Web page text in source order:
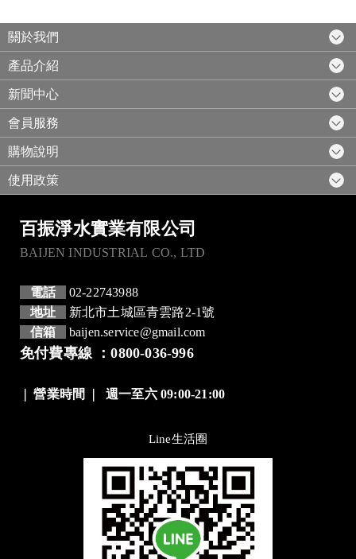
關於我們
產品介紹
新聞中心
會員服務
購物說明
使用政策
百振淨水實業有限公司
BAIJEN INDUSTRIAL CO., LTD
電話
02-22743988
地址
新北市土城區青雲路2-1號
信箱
baijen.service@gmail.com
免付費專線 ：0800-036-996
營業時間 ❘週一至六 09:00-21:00
Line生活圈